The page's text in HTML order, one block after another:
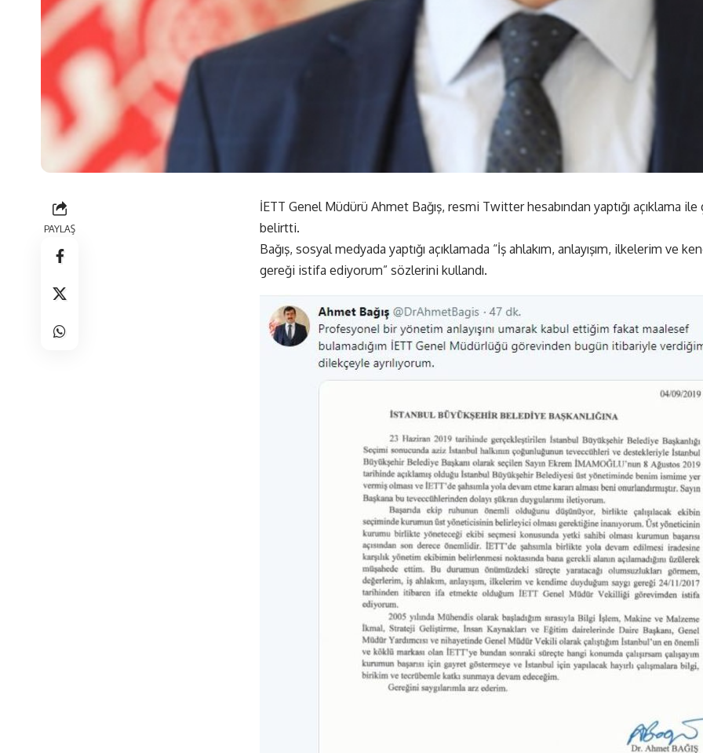
PAYLAŞ
İETT Genel Müdürü Ahmet Bağış, resmi Twitter hesabından yaptığı açıklama
belirtti.
Bağış, sosyal medyada yaptığı açıklamada “İş ahlakım, anlayışım, ilkelerim ve
gereği istifa ediyorum” sözlerini kullandı.